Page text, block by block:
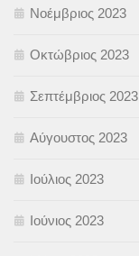
Νοέμβριος 2023
Οκτώβριος 2023
Σεπτέμβριος 2023
Αύγουστος 2023
Ιούλιος 2023
Ιούνιος 2023